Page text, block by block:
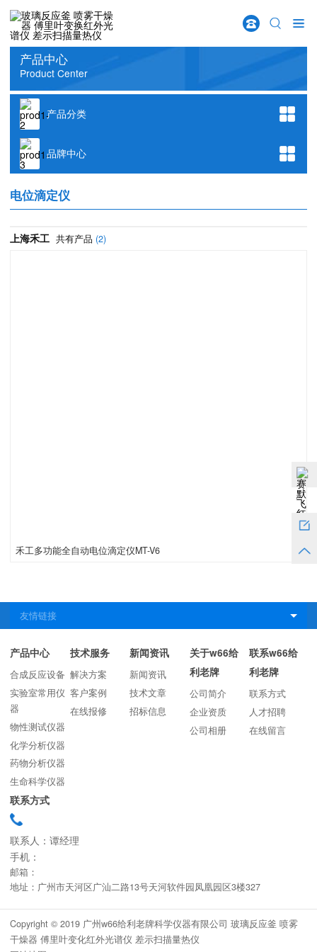
首页 > 产品分类 > 化学分析仪器
产品中心
Product Center
产品分类
品牌中心
电位滴定仪
上海禾工 共有产品 (2)
禾工多功能全自动电位滴定仪MT-V6
产品中心
合成反应设备
实验室常用仪
器
物性测试仪器
化学分析仪器
药物分析仪器
生命科学仪器
技术服务
解决方案
客户案例
在线报修
新闻资讯
新闻资讯
技术文章
招标信息
关于w66给
利老牌
公司简介
企业资质
公司相册
联系w66给
利老牌
联系方式
人才招聘
在线留言
联系方式
联系人：谭经理
手机：
邮箱：
地址：广州市天河区广汕二路13号天河软件园凤凰园区3楼327
Copyright © 2019 广州w66给利老牌科学仪器有限公司 玻璃反应釜 喷雾
干燥器 傅里叶变化红外光谱仪 差示扫描量热仪